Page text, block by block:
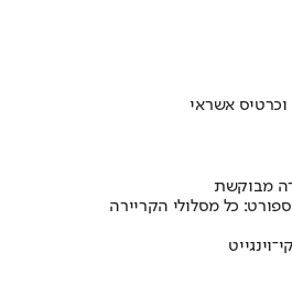
מבוקשת
כל מסלולי הקריירה